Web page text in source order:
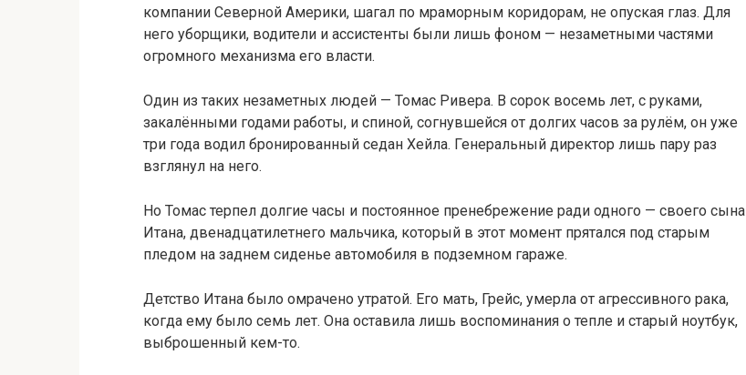
компании Северной Америки, шагал по мраморным коридорам, не опуская глаз. Для
него уборщики, водители и ассистенты были лишь фоном — незаметными частями
огромного механизма его власти.
Один из таких незаметных людей — Томас Ривера. В сорок восемь лет, с руками,
закалёнными годами работы, и спиной, согнувшейся от долгих часов за рулём, он уже
три года водил бронированный седан Хейла. Генеральный директор лишь пару раз
взглянул на него.
Но Томас терпел долгие часы и постоянное пренебрежение ради одного — своего сына
Итана, двенадцатилетнего мальчика, который в этот момент прятался под старым
пледом на заднем сиденье автомобиля в подземном гараже.
Детство Итана было омрачено утратой. Его мать, Грейс, умерла от агрессивного рака,
когда ему было семь лет. Она оставила лишь воспоминания о тепле и старый ноутбук,
выброшенный кем-то.